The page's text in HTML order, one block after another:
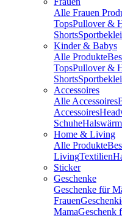
Alle Frauen
TopsPullover &
Shorts
Kinder & Babys
Alle Produkte
TopsPullover &
Shorts
Accessoires
Alle Accessoires
Accessoires
Schuhe
Home & Living
Alle Produkte
LivingTextilien
Sticker
Geschenke
Geschenke für
Frauen
MamaGeschenk